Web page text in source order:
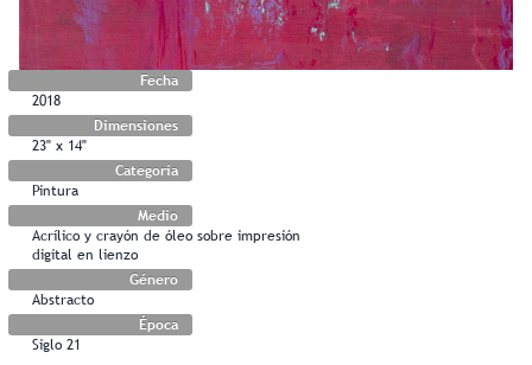
Fecha
2018
Dimensiones
23" x 14"
Categoría
Pintura
Medio
Acrílico y crayón de óleo sobre impresión
digital en lienzo
Género
Abstracto
Época
Siglo 21